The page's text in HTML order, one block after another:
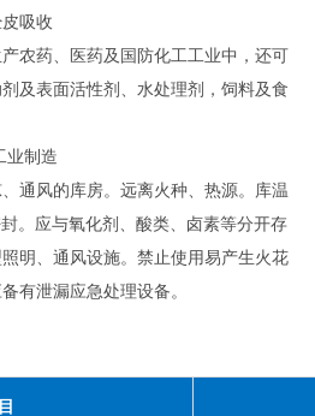
吸收
农药、医药及国防化工工业中，还可
及表面活性剂、水处理剂，饲料及食
业制造
通风的库房。远离火种、热源。库温
。应与氧化剂、酸类、卤素等分开存
明、通风设施。禁止使用易产生火花
有泄漏应急处理设备。